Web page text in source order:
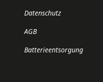
Datenschutz
AGB
Batterieentsorgung